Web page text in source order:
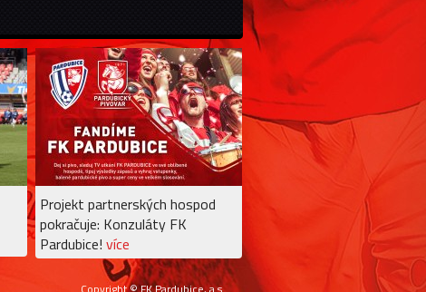
Projekt partnerských hospod
pokračuje: Konzuláty FK
Pardubice! více